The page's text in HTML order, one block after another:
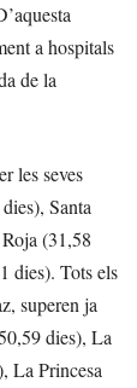
a hospitals
de la
les seves
Santa
(31,58
dies). Tots els
superen ja
dies), La
La Princesa